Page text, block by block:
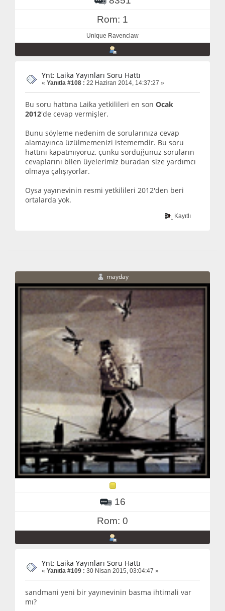
Rom: 1
Unique Ravenclaw
Ynt: Laika Yayınları Soru Hattı
« Yanıtla #108 : 22 Haziran 2014, 14:37:27 »
Bu soru hattına Laika yetkilileri en son Ocak
2012'de cevap vermişler.
Bunu söyleme nedenim de sorularınıza cevap
alamayınca üzülmemenizi istememdir. Bu soru
hattını kapatmıyoruz, çünkü sorduğunuz soruların
cevaplarını bilen üyelerimiz buradan size yardımcı
olmaya çalışıyorlar.
Oysa yayınevinin resmi yetkilileri 2012'den beri
ortalarda yok.
Kayıtlı
mayday
16
Rom: 0
Ynt: Laika Yayınları Soru Hattı
« Yanıtla #109 : 30 Nisan 2015, 03:04:47 »
sandmani yeni bir yayınevinin basma ihtimali var
mı?